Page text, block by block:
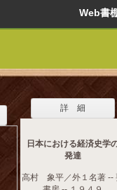
Web
詳 細
日本における経済史学
発達
高村 象平／外１名著 --